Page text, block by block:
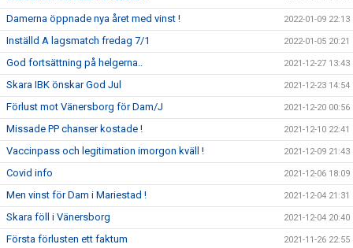
Damerna öppnade nya året med vinst ! 2022-01-09 22:13
Inställd A lagsmatch fredag 7/1 2022-01-05 20:21
God fortsättning på helgerna.. 2021-12-27 13:43
Skara IBK önskar God Jul 2021-12-23 14:54
Förlust mot Vänersborg för Dam/J 2021-12-20 00:56
Missade PP chanser kostade ! 2021-12-10 22:41
Vaccinpass och legitimation imorgon kväll ! 2021-12-09 21:43
Covid info 2021-12-06 18:09
Men vinst för Dam i Mariestad ! 2021-12-04 21:31
Skara föll i Vänersborg 2021-12-04 20:40
Första förlusten ett faktum 2021-11-26 22:55